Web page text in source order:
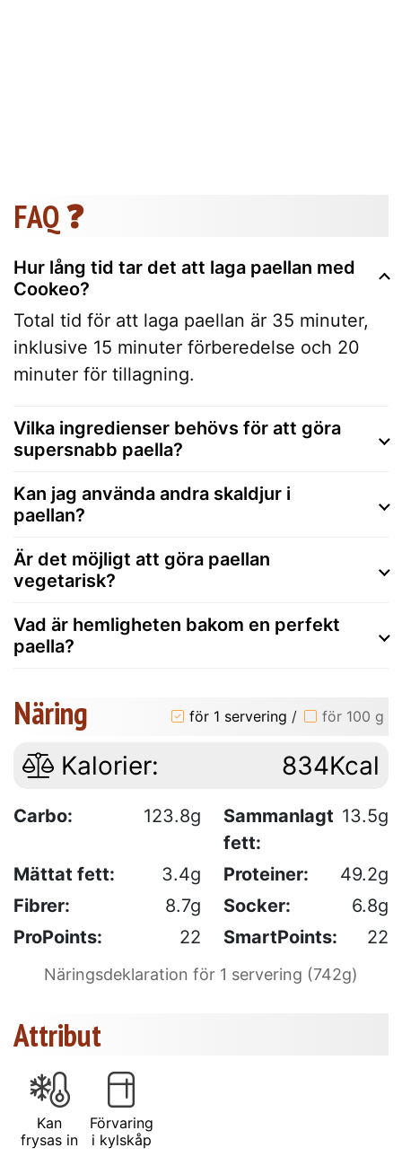
FAQ ❓
Hur lång tid tar det att laga paellan med
Cookeo?
Total tid för att laga paellan är 35 minuter,
inklusive 15 minuter förberedelse och 20
minuter för tillagning.
Vilka ingredienser behövs för att göra
supersnabb paella?
Kan jag använda andra skaldjur i
paellan?
Är det möjligt att göra paellan
vegetarisk?
Vad är hemligheten bakom en perfekt
paella?
Näring för 1 servering / för 100 g
Kalorier: 834Kcal
Carbo: 123.8g
Sammanlagt
fett:
13.5g
Mättat fett: 3.4g Proteiner:
49.2g
Fibrer:
8.7g Socker:
6.8g
ProPoints:
22 SmartPoints: 22
Näringsdeklaration för 1 servering (742g)
Attribut
Kan
frysas in
Förvaring
i kylskåp